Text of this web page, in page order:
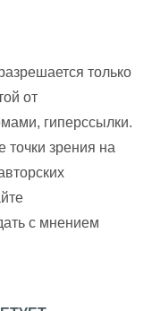
только
от
гиперссылки.
зрения на
с мнением